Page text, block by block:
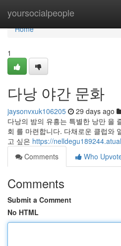
yoursocialpeople
Home
Home
1
다낭 야간 문화
jaysonvxuk106205 29 days ago
다낭의 밤의 유흥는 특별한 낭만 을
회 를 마련합니다. 다채로운 클럽와
고 싶은 https://
Comments
Who
Comments
Submit a Comment
No HTML